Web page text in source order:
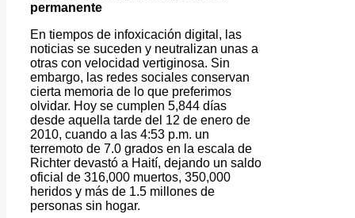
permanente
En tiempos de infoxicación digital, las
noticias se suceden y neutralizan unas a
otras con velocidad vertiginosa. Sin
embargo, las redes sociales conservan
cierta memoria de lo que preferimos
olvidar. Hoy se cumplen 5,844 días
desde aquella tarde del 12 de enero de
2010, cuando a las 4:53 p.m. un
terremoto de 7.0 grados en la escala de
Richter devastó a Haití, dejando un saldo
oficial de 316,000 muertos, 350,000
heridos y más de 1.5 millones de
personas sin hogar.